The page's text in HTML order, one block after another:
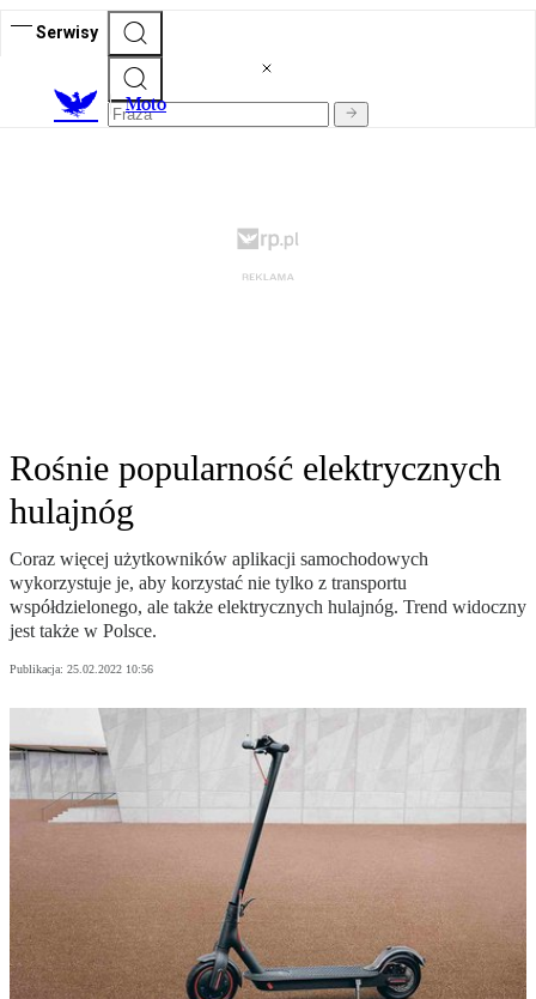
Serwisy
Moto
Rośnie popularność elektrycznych
hulajnóg
Coraz więcej użytkowników aplikacji samochodowych
wykorzystuje je, aby korzystać nie tylko z transportu
współdzielonego, ale także elektrycznych hulajnóg. Trend widoczny
jest także w Polsce.
Publikacja: 25.02.2022 10:56